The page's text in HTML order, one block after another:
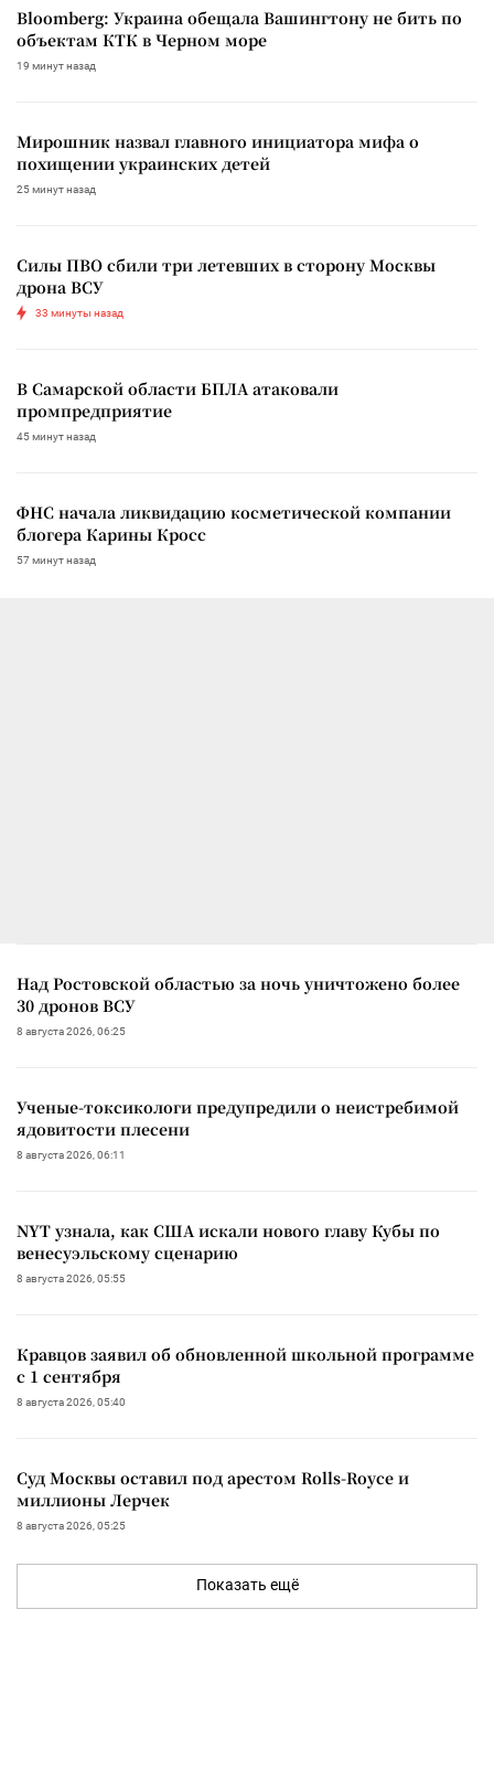
Bloomberg: Украина обещала Вашингтону не бить по
объектам КТК в Черном море
19 минут назад
Мирошник назвал главного инициатора мифа о
похищении украинских детей
25 минут назад
Силы ПВО сбили три летевших в сторону Москвы
дрона ВСУ
33 минуты назад
В Самарской области БПЛА атаковали
промпредприятие
45 минут назад
ФНС начала ликвидацию косметической компании
блогера Карины Кросс
57 минут назад
Над Ростовской областью за ночь уничтожено более
30 дронов ВСУ
8 августа 2026, 06:25
Ученые-токсикологи предупредили о неистребимой
ядовитости плесени
8 августа 2026, 06:11
NYT узнала, как США искали нового главу Кубы по
венесуэльскому сценарию
8 августа 2026, 05:55
Кравцов заявил об обновленной школьной программе
с 1 сентября
8 августа 2026, 05:40
Суд Москвы оставил под арестом Rolls-Royce и
миллионы Лерчек
8 августа 2026, 05:25
Показать ещё